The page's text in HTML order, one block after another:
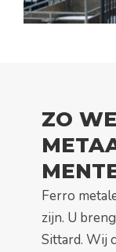
ZO
Ferro
zijn. U
Sittard. Wij